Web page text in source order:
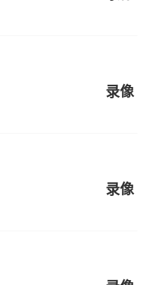
录像
录像